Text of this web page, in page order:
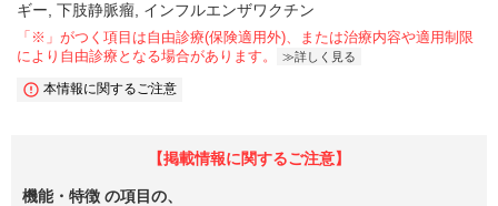
ギー 下肢静脈瘤 インフルエンザワクチン
「※」がつく項目は自由診療(保険適用外)、または治療内容や適用制限
により自由診療となる場合があります。
詳しく見る
本情報に関するご注意
【掲載情報に関するご注意】
機能・特徴 の項目の、